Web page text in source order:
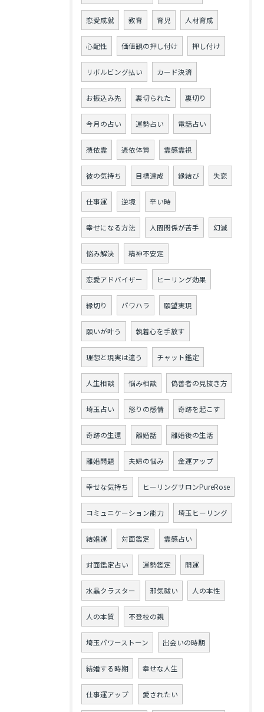
恋愛成就 教育 育児 人材育成
心配性 価値観の押し付け 押し付け
リボルビング払い カード決済
お振込み先 裏切られた 裏切り
今月の占い 運勢占い 電話占い
憑依霊 憑依体質 霊感霊視
彼の気持ち 目標達成 縁結び 失恋
仕事運 逆境 辛い時
幸せになる方法 人間関係が苦手 幻滅
悩み解決 精神不安定
恋愛アドバイザー ヒーリング効果
縁切り パワハラ 願望実現
願いが叶う 執着心を手放す
理想と現実は違う チャット鑑定
人生相談 悩み相談 偽善者の見抜き方
埼玉占い 怒りの感情 奇跡を起こす
奇跡の生還 離婚話 離婚後の生活
離婚問題 夫婦の悩み 金運アップ
幸せな気持ち ヒーリングサロンPureRose
コミュニケーション能力 埼玉ヒーリング
結婚運 対面鑑定 霊感占い
対面鑑定占い 運勢鑑定 開運
水晶クラスター 邪気祓い 人の本性
人の本質 不登校の親
埼玉パワーストーン 出会いの時期
結婚する時期 幸せな人生
仕事運アップ 愛されたい